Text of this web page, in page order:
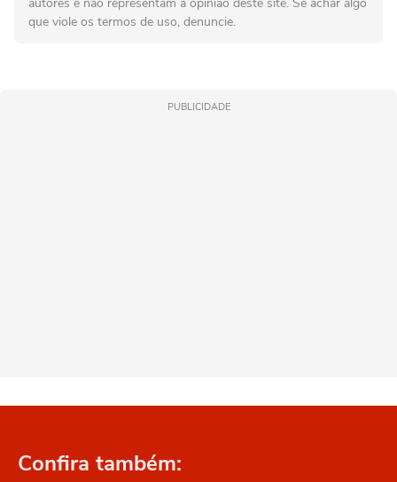
que viole os termos de uso, denuncie.
PUBLICIDADE
Confira também: